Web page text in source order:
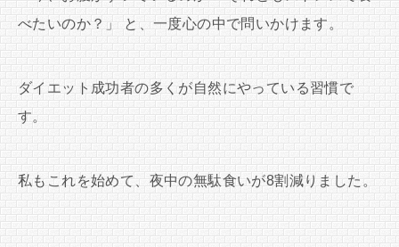
べたいのか？」 と、一度心の中で問いかけます。
ダイエット成功者の多くが自然にやっている習慣で
す。
私もこれを始めて、夜中の無駄食いが8割減りました。